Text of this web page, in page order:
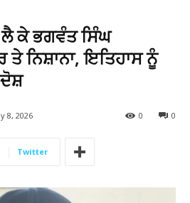
ਲੈ ਕੇ ਭਗਵੰਤ ਸਿੰਘ
ਨਿਸ਼ਾਨਾ, ਇਤਿਹਾਸ ਨੂੰ
8, 2026 0
0
Twitter